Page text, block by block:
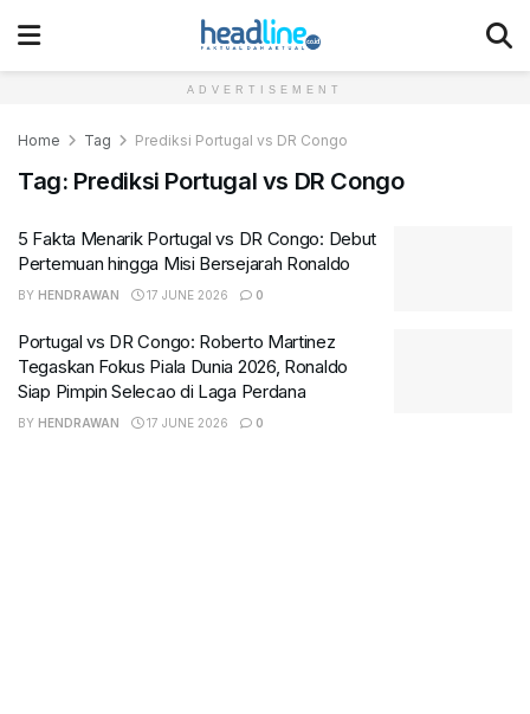
ADVERTISEMENT
Home Tag Prediksi Portugal vs DR Congo
Tag: Prediksi Portugal vs DR Congo
5 Fakta Menarik Portugal vs DR Congo: Debut
Pertemuan hingga Misi Bersejarah Ronaldo
BY HENDRAWAN 17 JUNE 2026 0
Portugal vs DR Congo: Roberto Martinez
Tegaskan Fokus Piala Dunia 2026, Ronaldo
Siap Pimpin Selecao di Laga Perdana
BY HENDRAWAN 17 JUNE 2026 0